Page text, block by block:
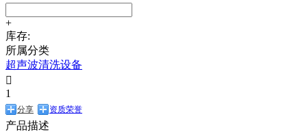
+
库存:
所属分类
超声波清洗设备

1
分享 资质荣誉
产品描述